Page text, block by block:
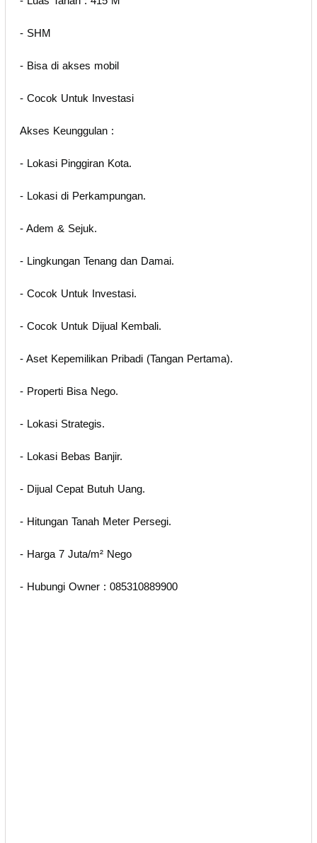
- SHM
- Bisa di akses mobil
- Cocok Untuk Investasi
Akses Keunggulan :
- Lokasi Pinggiran Kota.
- Lokasi di Perkampungan.
- Adem & Sejuk.
- Lingkungan Tenang dan Damai.
- Cocok Untuk Investasi.
- Cocok Untuk Dijual Kembali.
- Aset Kepemilikan Pribadi (Tangan Pertama).
- Properti Bisa Nego.
- Lokasi Strategis.
- Lokasi Bebas Banjir.
- Dijual Cepat Butuh Uang.
- Hitungan Tanah Meter Persegi.
- Harga 7 Juta/m² Nego
- Hubungi Owner : 085310889900